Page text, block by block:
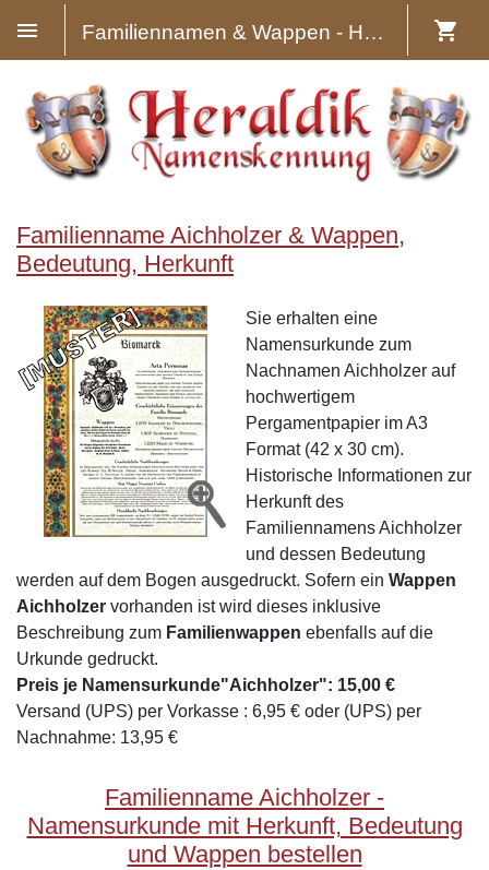
Familiennamen & Wappen - Heraldik
Familienname Aichholzer & Wappen,
Bedeutung, Herkunft
Sie erhalten eine
Namensurkunde zum
Nachnamen Aichholzer auf
hochwertigem
Pergamentpapier im A3
Format (42 x 30 cm).
Historische Informationen zur
Herkunft des
Familiennamens Aichholzer
und dessen Bedeutung
werden auf dem Bogen ausgedruckt. Sofern ein Wappen
Aichholzer vorhanden ist wird dieses inklusive
Beschreibung zum Familienwappen ebenfalls auf die
Urkunde gedruckt.
Preis je Namensurkunde"Aichholzer": 15,00 €
Versand (UPS) per Vorkasse : 6,95 € oder (UPS) per
Nachnahme: 13,95 €
Familienname Aichholzer -
Namensurkunde mit Herkunft, Bedeutung
und Wappen bestellen